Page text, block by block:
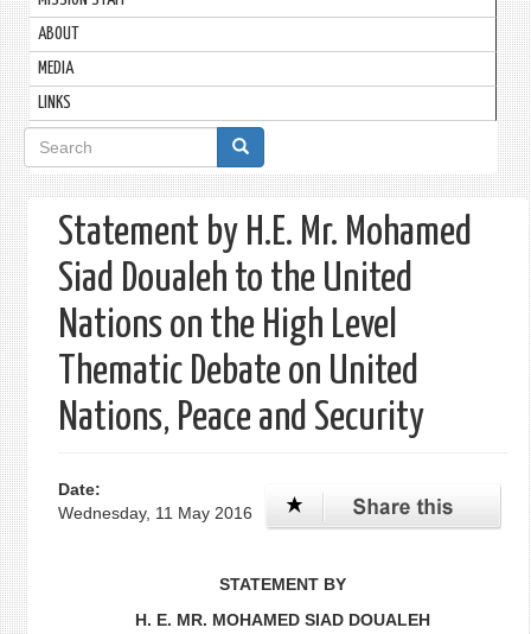
ABOUT
MEDIA
LINKS
Search
form
Statement by H.E. Mr. Mohamed
Siad Doualeh to the United
Nations on the High Level
Thematic Debate on United
Nations, Peace and Security
Date:
Wednesday, 11 May 2016
STATEMENT BY
H. E. MR. MOHAMED SIAD DOUALEH